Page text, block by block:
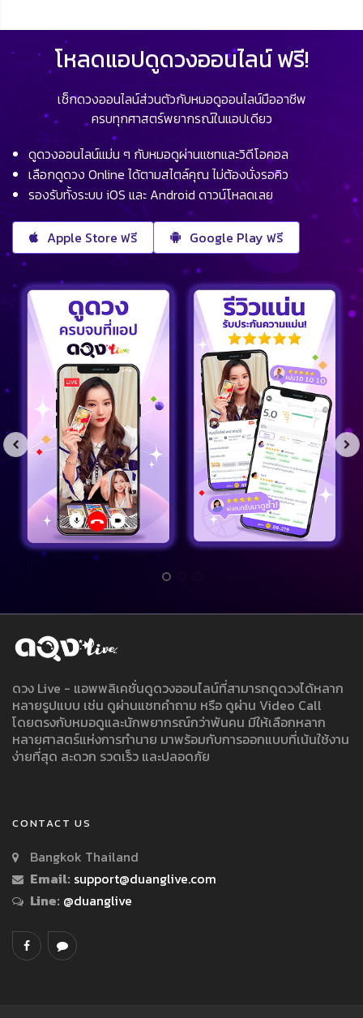
โหลดแอปดูดวงออนไลน์ ฟรี!
เช็กดวงออนไลน์ส่วนตัวกับหมอดูออนไลน์มืออาชีพ
ครบทุกศาสตร์พยากรณ์ในแอปเดียว
ดูดวงออนไลน์แม่น ๆ กับหมอดูผ่านแชทและวิดีโอคอล
เลือกดูดวง Online ได้ตามสไตล์คุณ ไม่ต้องนั่งรอคิว
รองรับทั้งระบบ iOS และ Android ดาวน์โหลดเลย
Apple Store ฟรี Google Play ฟรี
ดวง Live - แอพพลิเคชั่นดูดวงออนไลน์ที่สามารถดูดวงได้หลาก
หลายรูปแบบ เช่น ดูผ่านแชทคำถาม หรือ ดูผ่าน Video Call
โดยตรงกับหมอดูและนักพยากรณ์กว่าพันคน มีให้เลือกหลาก
หลายศาสตร์แห่งการทำนาย มาพร้อมกับการออกแบบที่เน้นใช้งาน
ง่ายที่สุด สะดวก รวดเร็ว และปลอดภัย
CONTACT US
Bangkok Thailand
Email: support@duanglive.com
Line: @duanglive